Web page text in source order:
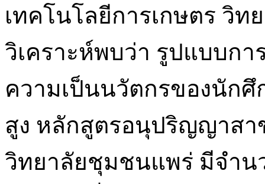
เทคโนโลยีการเกษตร วิ
วิเคราะห์พบว่า รูปแบบก
ความเป็นนวัตกรของนัก
สูง หลักสูตรอนุปริญญาสา
วิทยาลัยชุมชนแพร่ มีจำน